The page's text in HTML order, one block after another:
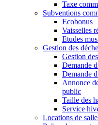
Taxe
Subventions
Ecobonus
Vaisselles
Etudes
Gestion des
Gestion
Demande
Demande
Annonce
public
Taille des
Service
Locations de